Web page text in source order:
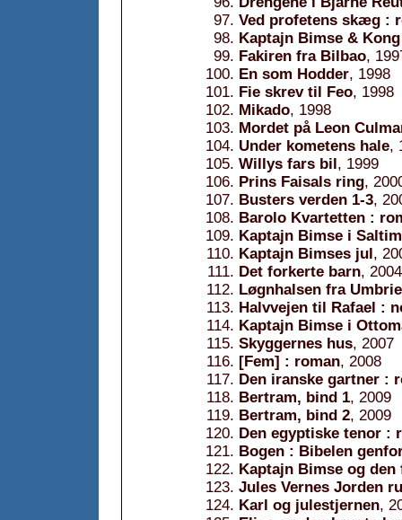
Ved profetens skæg :
Kaptajn Bimse &
Fakiren fra Bilbao,
En som Hodder, 1998
Fie skrev til Feo, 1998
Mikado, 1998
Mordet på Leon
Under kometens hale,
Willys fars bil, 1999
Prins Faisals ring,
Busters verden 1-3,
Barolo Kvartetten :
Kaptajn Bimse i
Kaptajn Bimses jul,
Det forkerte barn, 2004
Løgnhalsen fra
Halvvejen til Rafael :
Kaptajn Bimse i
Skyggernes hus, 2007
[Fem] : roman, 2008
Den iranske gartner :
Bertram, bind 1, 2009
Bertram, bind 2, 2009
Den egyptiske tenor :
Bogen : Bibelen
Kaptajn Bimse og den
Jules Vernes Jorden
Karl og julestjernen,